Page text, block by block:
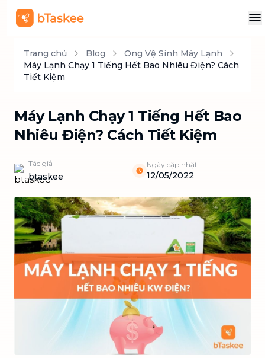
Trang chủ Blog
Ong Vệ Sinh Máy Lạnh
Máy Lạnh Chạy 1 Tiếng Hết Bao Nhiêu Điện? Cách
Tiết Kiệm
Máy Lạnh Chạy 1 Tiếng Hết Bao
Nhiêu Điện? Cách Tiết Kiệm
Tác giả
btaskee
Ngày cập nhật
12/05/2022